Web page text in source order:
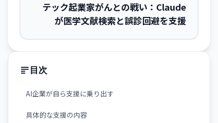
テック起業家がんとの戦い：Claude
が医学文献検索と誤診回避を支援
目次
AI企業が自ら支援に乗り出す
具体的な支援の内容